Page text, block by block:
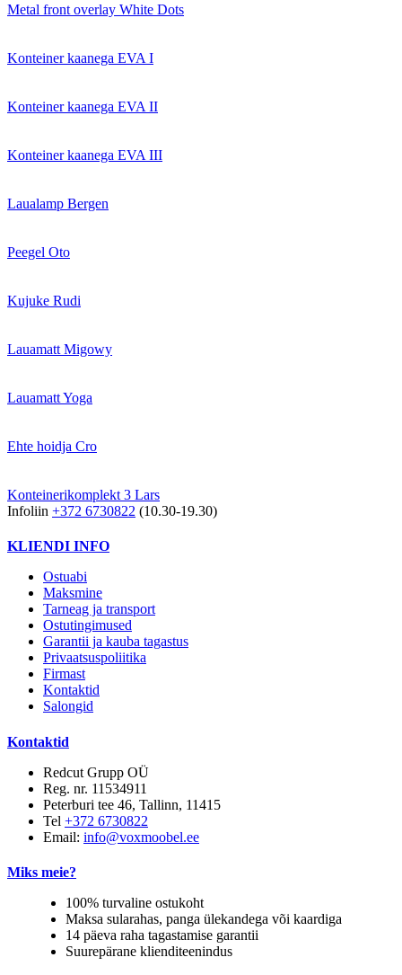
Metal front overlay White Dots
Konteiner kaanega EVA I
Konteiner kaanega EVA II
Konteiner kaanega EVA III
Laualamp Bergen
Peegel Oto
Kujuke Rudi
Lauamatt Migowy
Lauamatt Yoga
Ehte hoidja Cro
Konteinerikomplekt 3 Lars
Infoliin +372 6730822 (10.30-19.30)
KLIENDI INFO
Ostuabi
Maksmine
Tarneag ja transport
Ostutingimused
Garantii ja kauba tagastus
Privaatsuspoliitika
Firmast
Kontaktid
Salongid
Kontaktid
Redcut Grupp OÜ
Reg. nr. 11534911
Peterburi tee 46, Tallinn, 11415
Tel +372 6730822
Email: info@voxmoobel.ee
Miks meie?
100% turvaline ostukoht
Maksa sularahas, panga ülekandega või kaardiga
14 päeva raha tagastamise garantii
Suurepärane klienditeenindus